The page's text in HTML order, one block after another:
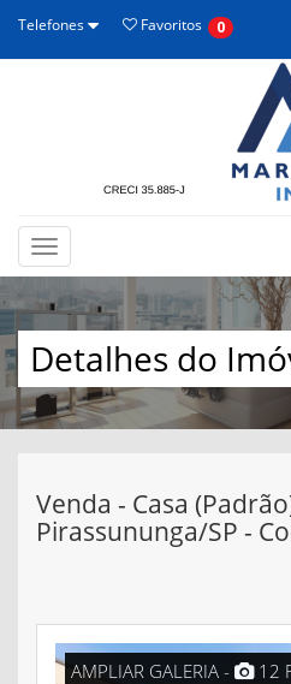
Telefones Favoritos 0
Toggle
navigation
Detalhes do
Venda - Casa
Pirassununga/SP -
AMPLIAR GALERIA - 12